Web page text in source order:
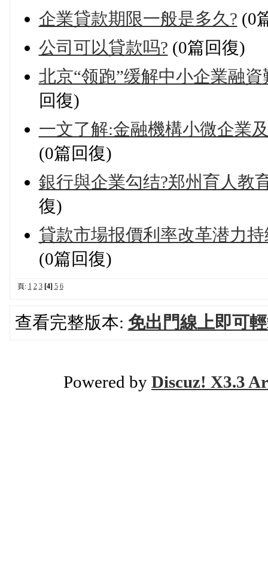
企業貸款期限一般是多久? (0
公司可以貸款吗? (0篇回復)
北京“领跑”缓解中小企業融
回復)
一文了解:金融機構小微企業
(0篇回復)
銀行與企業勾结?郑州育人教
復)
貸款市場报價利率改革潜力
(0篇回復)
頁: 1 2 3 [4] 5 6
查看完整版本: 免出門線上即可
Powered by Discuz! X3.3